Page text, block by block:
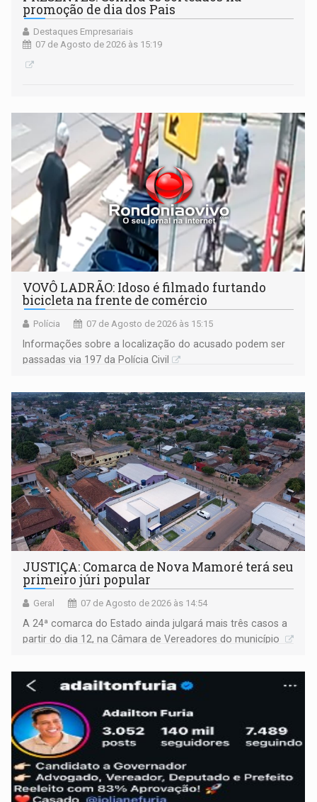
promoção de dia dos Pais
Destaques Empresariais
07 de Agosto de 2026 às 15:19
VOVÔ LADRÃO: Idoso é filmado furtando
bicicleta na frente de comércio
Polícia 07 de Agosto de 2026 às 15:15
Informações sobre a localização do acusado podem ser
passadas via 197 da Polícia Civil
JUSTIÇA: Comarca de Nova Mamoré terá seu
primeiro júri popular
Geral 07 de Agosto de 2026 às 14:54
A 24ª comarca do Estado ainda julgará mais três casos a
partir do dia 12, na Câmara de Vereadores do município